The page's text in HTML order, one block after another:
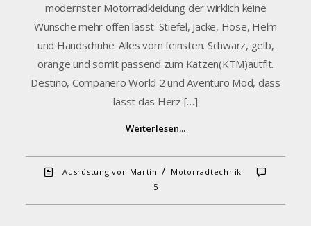
modernster Motorradkleidung der wirklich keine
Wünsche mehr offen lässt. Stiefel, Jacke, Hose, Helm
und Handschuhe. Alles vom feinsten. Schwarz, gelb,
orange und somit passend zum Katzen(KTM)autfit.
Destino, Companero World 2 und Aventuro Mod, dass
lässt das Herz […]
Weiterlesen...
Ausrüstung von Martin / Motorradtechnik
5